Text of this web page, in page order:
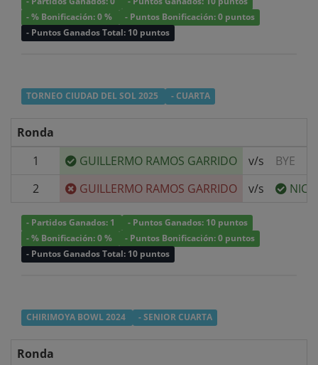
- % Bonificación: 0 %
- Puntos Bonificación: 0 puntos
- Puntos Ganados Total: 10 puntos
TORNEO CIUDAD DEL SOL 2025 - CUARTA
Ronda
1
GUILLERMO RAMOS GARRIDO v/s
BYE
2
GUILLERMO RAMOS GARRIDO v/s
- Partidos Ganados: 1
- Puntos Ganados: 10 puntos
- % Bonificación: 0 %
- Puntos Bonificación: 0 puntos
- Puntos Ganados Total: 10 puntos
CHIRIMOYA BOWL 2024 - SENIOR CUARTA
Ronda